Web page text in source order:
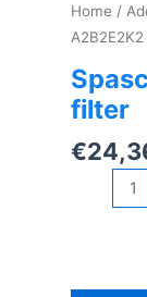
Home /
filter
€
Spasciani
R